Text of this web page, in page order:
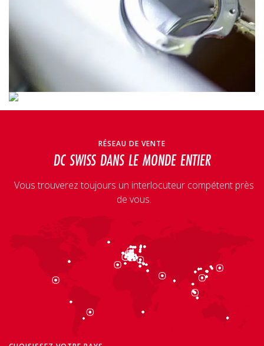
RÉSEAU DE VENTE
DC SWISS DANS LE MONDE ENTIER
Vous trouverez toujours un interlocuteur compétent près
de vous.